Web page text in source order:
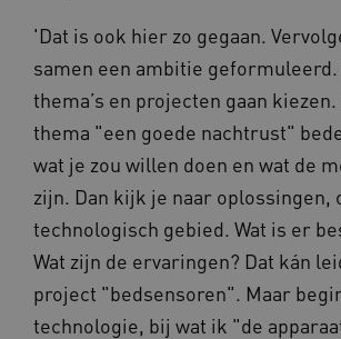
'Dat is ook hier zo gegaan.
samen een ambitie geformuleerd.
thema’s en projecten gaan
thema "een goede nachtrust"
wat je zou willen doen en wat de
zijn. Dan kijk je naar oplossingen,
technologisch gebied. Wat is er
Wat zijn de ervaringen? Dat kán
project "bedsensoren". Maar
technologie, bij wat ik "de
AWSALBCORS